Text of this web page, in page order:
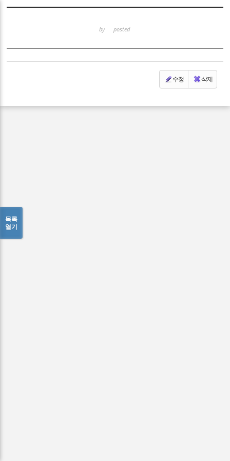
by posted
수정 삭제
목록
열기
Sketchbook5, 스케치북5
Sketchbook5, 스케치북5